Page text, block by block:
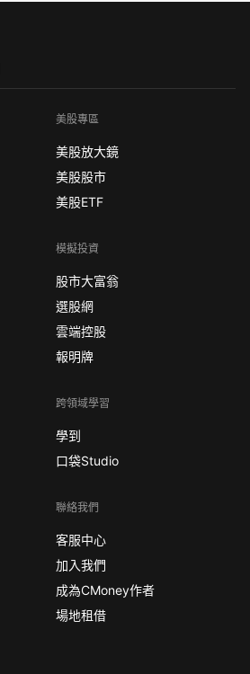
美股專區
美股放大鏡
美股股市
美股ETF
模擬投資
股市大富翁
選股網
雲端控股
報明牌
跨領域學習
學到
口袋Studio
聯絡我們
客服中心
加入我們
成為CMoney作者
場地租借